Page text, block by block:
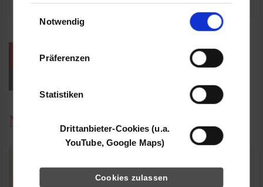
YouTube, Google Maps) führen diese
Daten zusammen, die Sie ihnen bereitgestellt
haben oder die sie im Rahmen Ihrer Nutzung
Notwendig
Präferenzen
Statistiken
Drittanbieter-Cookies (u.a.
YouTube, Google Maps)
Cookies zulassen
weitere Veranstaltungen / Termine
News